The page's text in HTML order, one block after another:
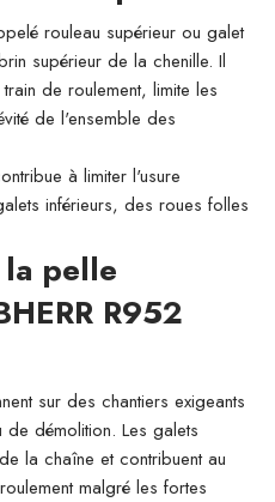
rouleau supérieur ou galet
supérieur de la chenille. Il
de roulement, limite les
de l'ensemble des
à limiter l'usure
inférieurs, des roues folles
pelle
R952
sur des chantiers exigeants
démolition. Les galets
la chaîne et contribuent au
malgré les fortes